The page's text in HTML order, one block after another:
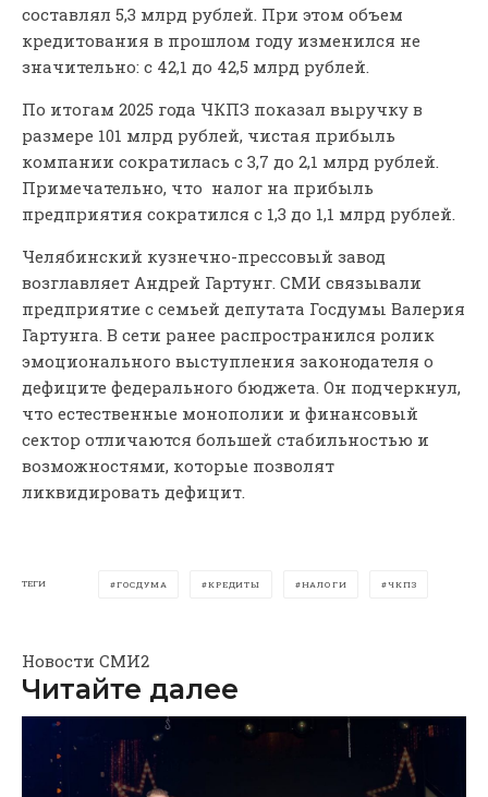
составлял 5,3 млрд рублей. При этом объем
кредитования в прошлом году изменился не
значительно: с 42,1 до 42,5 млрд рублей.
По итогам 2025 года ЧКПЗ показал выручку в
размере 101 млрд рублей, чистая прибыль
компании сократилась с 3,7 до 2,1 млрд рублей.
Примечательно, что налог на прибыль
предприятия сократился с 1,3 до 1,1 млрд рублей.
Челябинский кузнечно-прессовый завод
возглавляет Андрей Гартунг. СМИ связывали
предприятие с семьей депутата Госдумы Валерия
Гартунга. В сети ранее распространился ролик
эмоционального выступления законодателя о
дефиците федерального бюджета. Он подчеркнул,
что естественные монополии и финансовый
сектор отличаются большей стабильностью и
возможностями, которые позволят
ликвидировать дефицит.
ТЕГИ ГОСДУМА КРЕДИТЫ НАЛОГИ ЧКПЗ
Новости СМИ2
Читайте далее